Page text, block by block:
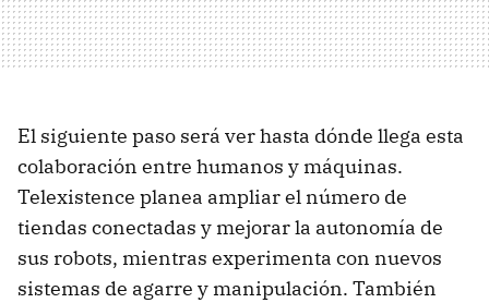
El siguiente paso será ver hasta dónde llega esta
colaboración entre humanos y máquinas.
Telexistence planea ampliar el número de
tiendas conectadas y mejorar la autonomía de
sus robots, mientras experimenta con nuevos
sistemas de agarre y manipulación. También